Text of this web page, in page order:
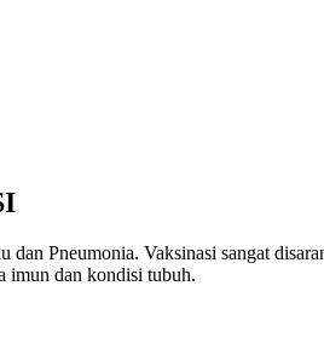
Pneumonia. Vaksinasi sangat
imun dan kondisi tubuh.